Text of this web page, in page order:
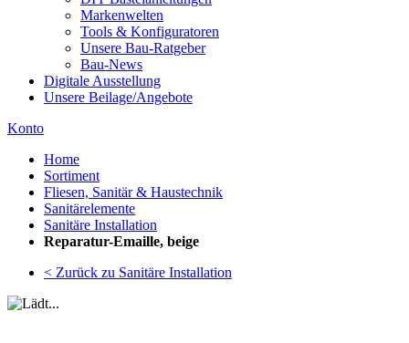
Markenwelten
Tools & Konfiguratoren
Unsere Bau-Ratgeber
Bau-News
Digitale Ausstellung
Unsere Beilage/Angebote
Konto
Home
Sortiment
Fliesen, Sanitär & Haustechnik
Sanitärelemente
Sanitäre Installation
Reparatur-Emaille, beige
< Zurück zu Sanitäre Installation